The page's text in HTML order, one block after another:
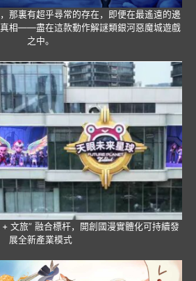
那裏有超乎尋常的存在，即便在最遙遠的邊
相——盡在這款動作解謎類銀河惡魔城遊戲
之中。
文旅” 融合標杆，開創國漫實體化可持續發
展全新產業模式